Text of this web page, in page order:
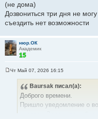
(не дома)
Дозвониться три дня не
съездить нет возможности
нюр.ОК
Академик
Чт Май 07, 2026 16:15
Baursak писал(а):
Доброго времени.
Пришло уведомление о